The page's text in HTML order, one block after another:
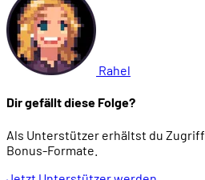
00:57:06
01:02:23
01:07:50 Mattes' Podcast:
Rahel
Dir gefällt diese Folge?
Als Unterstützer erhältst du
Bonus-Formate.